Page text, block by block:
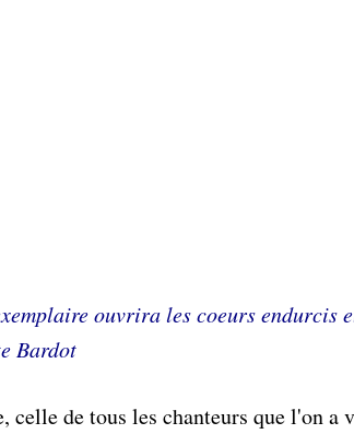
ouvrira les coeurs endurcis
Bardot
celle de tous les chanteurs que l'on a